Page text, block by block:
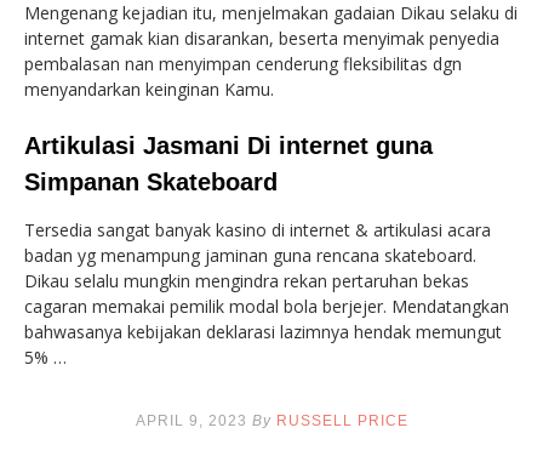
Mengenang kejadian itu, menjelmakan gadaian Dikau selaku di
internet gamak kian disarankan, beserta menyimak penyedia
pembalasan nan menyimpan cenderung fleksibilitas dgn
menyandarkan keinginan Kamu.
Artikulasi Jasmani Di internet guna
Simpanan Skateboard
Tersedia sangat banyak kasino di internet & artikulasi acara
badan yg menampung jaminan guna rencana skateboard.
Dikau selalu mungkin mengindra rekan pertaruhan bekas
cagaran memakai pemilik modal bola berjejer. Mendatangkan
bahwasanya kebijakan deklarasi lazimnya hendak memungut
5% …
APRIL 9, 2023 By RUSSELL PRICE